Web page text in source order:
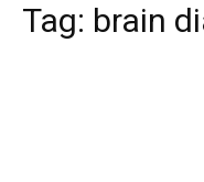
Tag: brain